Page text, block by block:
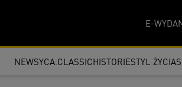
E-
NEWSYCA.CLASSICHISTORIESTYL ŻYCIA